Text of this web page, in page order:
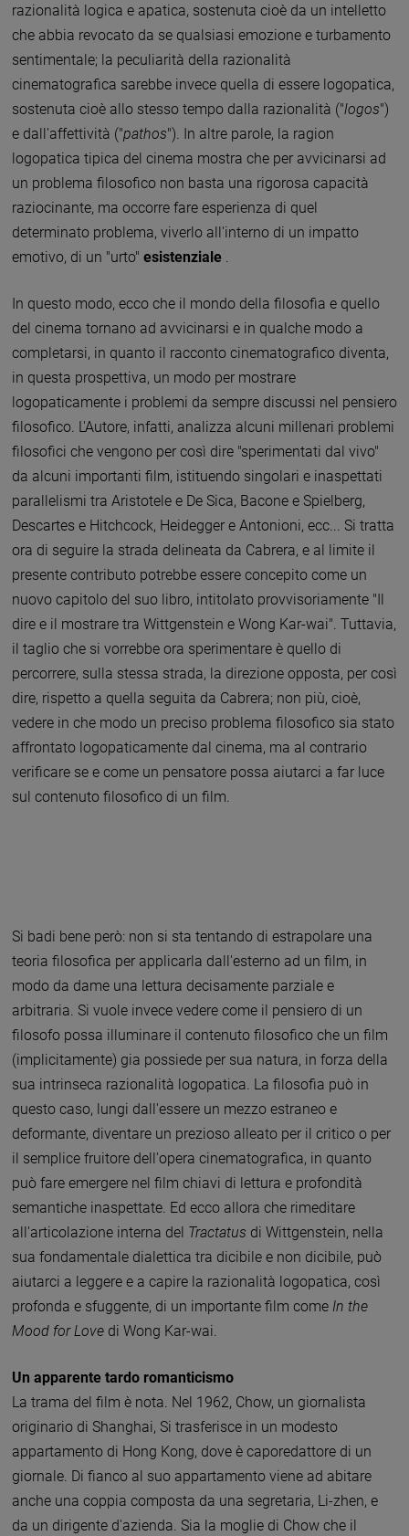
razionalità logica e apatica, sostenuta cioè da un intelletto
che abbia revocato da se qualsiasi emozione e turbamento
sentimentale; la peculiarità della razionalità
cinematografica sarebbe invece quella di essere logopatica,
sostenuta cioè allo stesso tempo dalla razionalità ("logos")
e dall'affettività ("pathos"). In altre parole, la ragion
logopatica tipica del cinema mostra che per avvicinarsi ad
un problema filosofico non basta una rigorosa capacità
raziocinante, ma occorre fare esperienza di quel
determinato problema, viverlo all'interno di un impatto
emotivo, di un "urto" esistenziale .
In questo modo, ecco che il mondo della filosofia e quello
del cinema tornano ad avvicinarsi e in qualche modo a
completarsi, in quanto il racconto cinematografico diventa,
in questa prospettiva, un modo per mostrare
logopaticamente i problemi da sempre discussi nel pensiero
filosofico. L'Autore, infatti, analizza alcuni millenari problemi
filosofici che vengono per così dire "sperimentati dal vivo"
da alcuni importanti film, istituendo singolari e inaspettati
parallelismi tra Aristotele e De Sica, Bacone e Spielberg,
Descartes e Hitchcock, Heidegger e Antonioni, ecc... Si tratta
ora di seguire la strada delineata da Cabrera, e al limite il
presente contributo potrebbe essere concepito come un
nuovo capitolo del suo libro, intitolato provvisoriamente "Il
dire e il mostrare tra Wittgenstein e Wong Kar-wai". Tuttavia,
il taglio che si vorrebbe ora sperimentare è quello di
percorrere, sulla stessa strada, la direzione opposta, per così
dire, rispetto a quella seguita da Cabrera; non più, cioè,
vedere in che modo un preciso problema filosofico sia stato
affrontato logopaticamente dal cinema, ma al contrario
verificare se e come un pensatore possa aiutarci a far luce
sul contenuto filosofico di un film.
Si badi bene però: non si sta tentando di estrapolare una
teoria filosofica per applicarla dall'esterno ad un film, in
modo da dame una lettura decisamente parziale e
arbitraria. Si vuole invece vedere come il pensiero di un
filosofo possa illuminare il contenuto filosofico che un film
(implicitamente) gia possiede per sua natura, in forza della
sua intrinseca razionalità logopatica. La filosofia può in
questo caso, lungi dall'essere un mezzo estraneo e
deformante, diventare un prezioso alleato per il critico o per
il semplice fruitore dell'opera cinematografica, in quanto
può fare emergere nel film chiavi di lettura e profondità
semantiche inaspettate. Ed ecco allora che rimeditare
all'articolazione interna del Tractatus di Wittgenstein, nella
sua fondamentale dialettica tra dicibile e non dicibile, può
aiutarci a leggere e a capire la razionalità logopatica, così
profonda e sfuggente, di un importante film come In the
Mood for Love di Wong Kar-wai.
Un apparente tardo romanticismo
La trama del film è nota. Nel 1962, Chow, un giornalista
originario di Shanghai, Si trasferisce in un modesto
appartamento di Hong Kong, dove è caporedattore di un
giornale. Di fianco al suo appartamento viene ad abitare
anche una coppia composta da una segretaria, Li-zhen, e
da un dirigente d'azienda. Sia la moglie di Chow che il